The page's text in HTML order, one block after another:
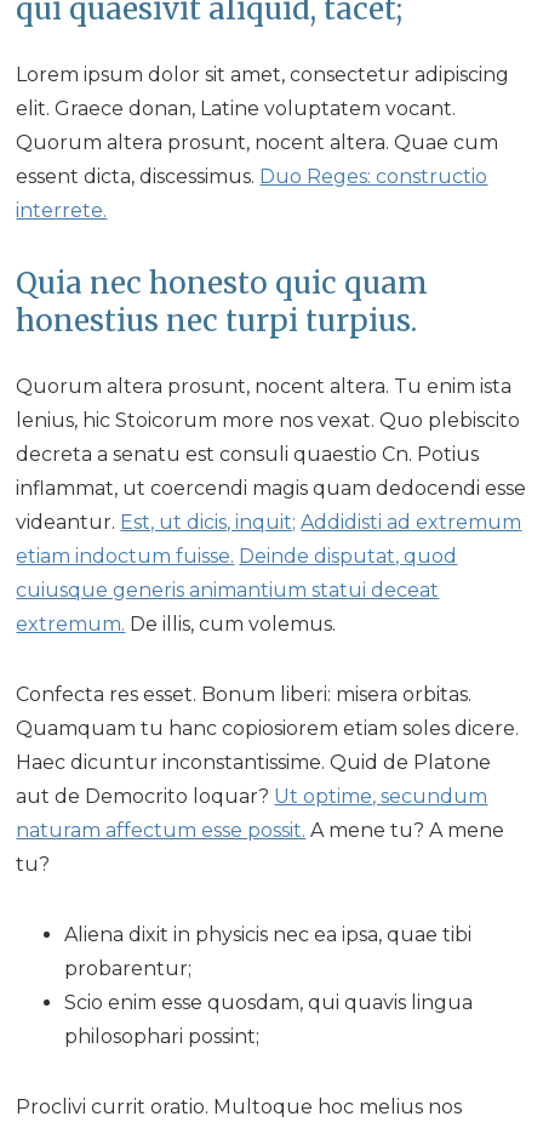
qui quaesivit aliquid, tacet;
Lorem ipsum dolor sit amet, consectetur adipiscing
elit. Graece donan, Latine voluptatem vocant.
Quorum altera prosunt, nocent altera. Quae cum
essent dicta, discessimus. Duo Reges: constructio
interrete.
Quia nec honesto quic quam
honestius nec turpi turpius.
Quorum altera prosunt, nocent altera. Tu enim ista
lenius, hic Stoicorum more nos vexat. Quo plebiscito
decreta a senatu est consuli quaestio Cn. Potius
inflammat, ut coercendi magis quam dedocendi esse
videantur. Est, ut dicis, inquit; Addidisti ad extremum
etiam indoctum fuisse. Deinde disputat, quod
cuiusque generis animantium statui deceat
extremum. De illis, cum volemus.
Confecta res esset. Bonum liberi: misera orbitas.
Quamquam tu hanc copiosiorem etiam soles dicere.
Haec dicuntur inconstantissime. Quid de Platone
aut de Democrito loquar? Ut optime, secundum
naturam affectum esse possit. A mene tu? A mene
tu?
Aliena dixit in physicis nec ea ipsa, quae tibi
probarentur;
Scio enim esse quosdam, qui quavis lingua
philosophari possint;
Proclivi currit oratio. Multoque hoc melius nos